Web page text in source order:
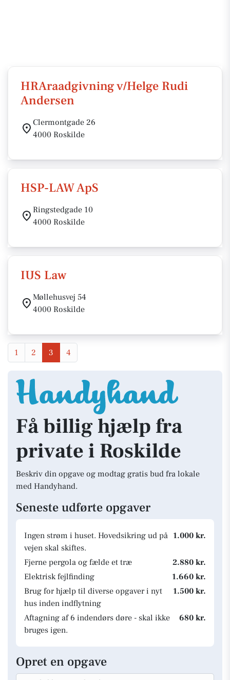
HRAraadgivning v/Helge Rudi
Andersen
Clermontgade 26
4000 Roskilde
HSP-LAW ApS
Ringstedgade 10
4000 Roskilde
IUS Law
Møllehusvej 54
4000 Roskilde
1 2 3 4
Få billig hjælp fra
private i Roskilde
Beskriv din opgave og modtag gratis bud fra lokale
med Handyhand.
Seneste udførte opgaver
Ingen strøm i huset. Hovedsikring ud på
vejen skal skiftes.
1.000 kr.
Fjerne pergola og fælde et træ
2.880 kr.
Elektrisk fejlfinding
1.660 kr.
Brug for hjælp til diverse opgaver i nyt
hus inden indflytning
1.500 kr.
Aftagning af 6 indendørs døre - skal ikke
bruges igen.
680 kr.
Opret en opgave